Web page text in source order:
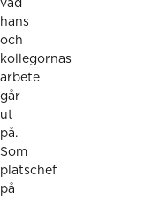
vad
hans
och
kollegornas
arbete
går
ut
på.
Som
platschef
på